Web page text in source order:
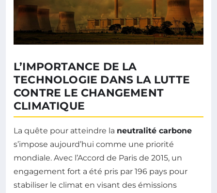
L’IMPORTANCE DE LA
TECHNOLOGIE DANS LA LUTTE
CONTRE LE CHANGEMENT
CLIMATIQUE
La quête pour atteindre la neutralité carbone
s’impose aujourd’hui comme une priorité
mondiale. Avec l’Accord de Paris de 2015, un
engagement fort a été pris par 196 pays pour
stabiliser le climat en visant des émissions